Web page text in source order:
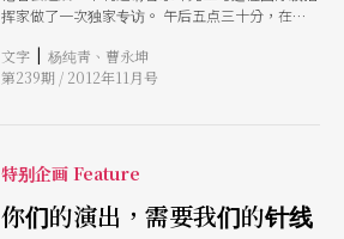
挥家做了一次独家专访。 午后五点三十分，在小
来；透明的室内电梯从十七楼的记者会场直下五
楼，「当」地一声，大师出了电梯门，从彼端走
邀庆曹永坤先生观赏翌晨的彩排。 现在，就让我
们来亲睹小泽征尔的「近距离特写」
文字 | 杨纯靑、曹永坤
第239期 / 2012年11月号
特别企画 Feature
你们的演出，需要我们的针线